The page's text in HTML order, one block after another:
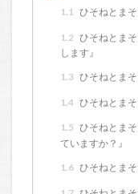
1.1 ひそねとま
1.2 ひそねとま
します』
1.3 ひそねとま
1.4 ひそねとま
1.5 ひそねとま
ていますか？』
1.6 ひそねとま